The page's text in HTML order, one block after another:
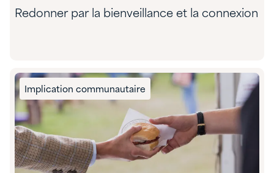
Redonner par la bienveillance et la connexion
Implication communautaire